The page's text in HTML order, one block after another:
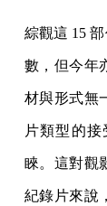
綜觀這 15
數，但今年
材與形式無
片類型的
睞。這對觀
紀錄片來說